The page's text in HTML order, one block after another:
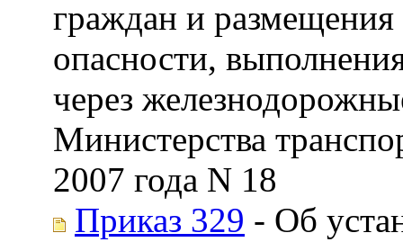
граждан и
опасности,
через
Министерства
2007 года N 18
Приказ 329 - Об